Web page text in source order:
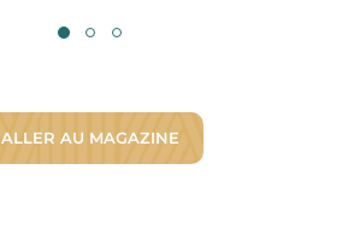
ALLER AU MAGAZINE